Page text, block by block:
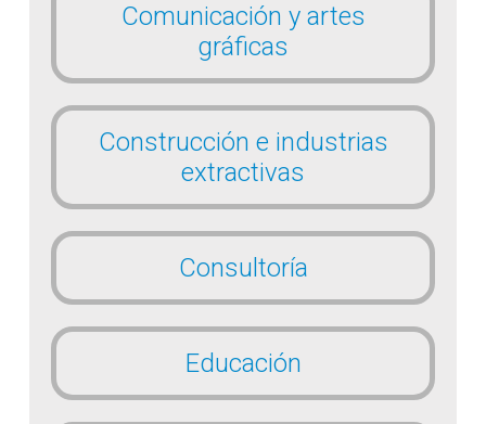
Comunicación y artes
gráficas
Construcción e industrias
extractivas
Consultoría
Educación